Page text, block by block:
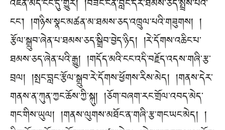
འཛིན་མེད་ངང་དུ་གྱུར། །བཟང་ངན་བླང་དོར་ཐམས་ཅད་སྤྲོས་པའི་
ངང༌། །གཉིས་སྣང་མཚན་མ་ཐམས་ཅད་འཁྲུལ་པའི་གཟུགས། །
རྩོལ་སྒྲུབ་ཞེན་པ་ཐམས་ཅད་སྒྲིབ་བྱེད་ཉིད། །རེ་དོགས་འཆིང་པ་
ཐམས་ཅད་ཞེན་པའི་རྒྱུ། །གདོད་མའི་ངང་འདི་བརྗོད་འདས་གཞི་རྩ་
བྲལ། །སྤང་བླང་རྩོལ་སྒྲུབ་རེ་དོགས་ཕྱོགས་རིས་མེད། །གནས་དེར་
གནས་ན་ཀུན་ཀྱང་ཆོས་ཀྱི་སྐུ། །ཅོག་བཞག་རང་གྲོལ་འབད་མེད་
གང་གིས་ཡུལ། །གནས་ལུགས་མཐོང་ན་གཞི་རྩ་གང་ཡང་མེད། །